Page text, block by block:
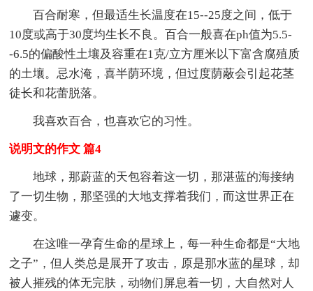
百合耐寒，但最适生长温度在15--25度之间，低于
10度或高于30度均生长不良。百合一般喜在ph值为5.5-
-6.5的偏酸性土壤及容重在1克/立方厘米以下富含腐殖质
的土壤。忌水淹，喜半荫环境，但过度荫蔽会引起花茎
徒长和花蕾脱落。
我喜欢百合，也喜欢它的习性。
说明文的作文 篇4
地球，那蔚蓝的天包容着这一切，那湛蓝的海接纳
了一切生物，那坚强的大地支撑着我们，而这世界正在
遽变。
在这唯一孕育生命的星球上，每一种生命都是“大地
之子”，但人类总是展开了攻击，原是那水蓝的星球，却
被人摧残的体无完肤，动物们屏息着一切，大自然对人